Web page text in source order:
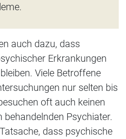
auch dazu, dass
Erkrankungen
Viele Betroffene
nur selten bis
oft auch keinen
behandelnden Psychiater.
dass psychische